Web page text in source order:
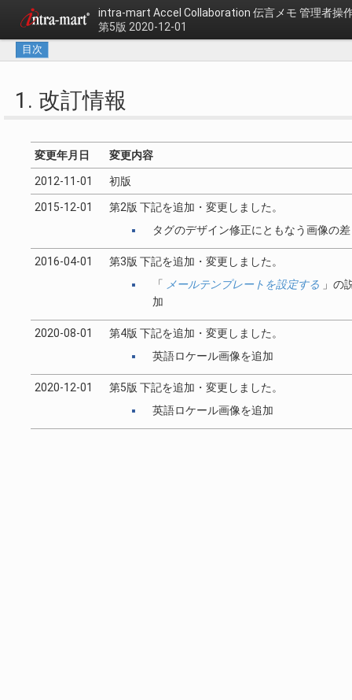
intra-mart Accel Collaboration 伝言メモ 管理者操
第5版 2020-12-01
目次
1. 改訂情報
変更年月日 変更内容
2012-11-01 初版
2015-12-01
第2版 下記を追加・変更しました。
タグのデザイン修正にともなう画像の
2016-04-01
第3版 下記を追加・変更しました。
「 メールテンプレートを設定する 」の
加
2020-08-01
第4版 下記を追加・変更しました。
英語ロケール画像を追加
2020-12-01
第5版 下記を追加・変更しました。
英語ロケール画像を追加